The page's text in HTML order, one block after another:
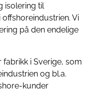
isolering til
Vi
på den endelige
i Sverige, som
og bl.a.
kunder